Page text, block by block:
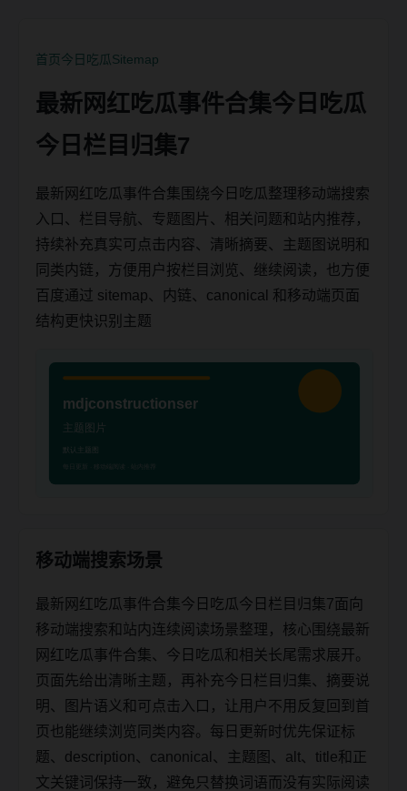
首页今日吃瓜Sitemap
最新网红吃瓜事件合集今日吃瓜
今日栏目归集7
最新网红吃瓜事件合集围绕今日吃瓜整理移动端搜索
入口、栏目导航、专题图片、相关问题和站内推荐，
持续补充真实可点击内容、清晰摘要、主题图说明和
同类内链，方便用户按栏目浏览、继续阅读，也方便
百度通过 sitemap、内链、canonical 和移动端页面
结构更快识别主题
移动端搜索场景
最新网红吃瓜事件合集今日吃瓜今日栏目归集7面向
移动端搜索和站内连续阅读场景整理，核心围绕最新
网红吃瓜事件合集、今日吃瓜和相关长尾需求展开。
页面先给出清晰主题，再补充今日栏目归集、摘要说
明、图片语义和可点击入口，让用户不用反复回到首
页也能继续浏览同类内容。每日更新时优先保证标
题、description、canonical、主题图、alt、title和正
文关键词保持一致，避免只替换词语而没有实际阅读